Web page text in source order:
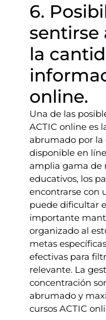
6.
sentirse
la
online.
Una de las
ACTIC online es
abrumado por
disponible en
amplia gama de
educativos, los
encontrarse con
puede dificultar
importante
organizado al
metas
efectivas para
relevante. La
concentración
abrumado y
cursos ACTIC